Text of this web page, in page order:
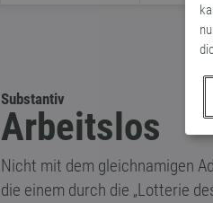
Substantiv
Arbeitslos
Nicht mit dem gleichnamigen
die einem durch die „Lotterie